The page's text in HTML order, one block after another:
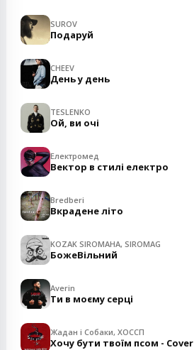
SUROV
Подаруй
CHEEV
День у день
TESLENKO
Ой, ви очі
Електромед
Вектор в стилі електро
Bredberi
Вкрадене літо
KOZAK SIROMAHA, SIROMAG
БожеВільний
Averin
Ти в моєму серці
Жадан і Собаки, ХОССП
Хочу бути твоїм псом - Cover